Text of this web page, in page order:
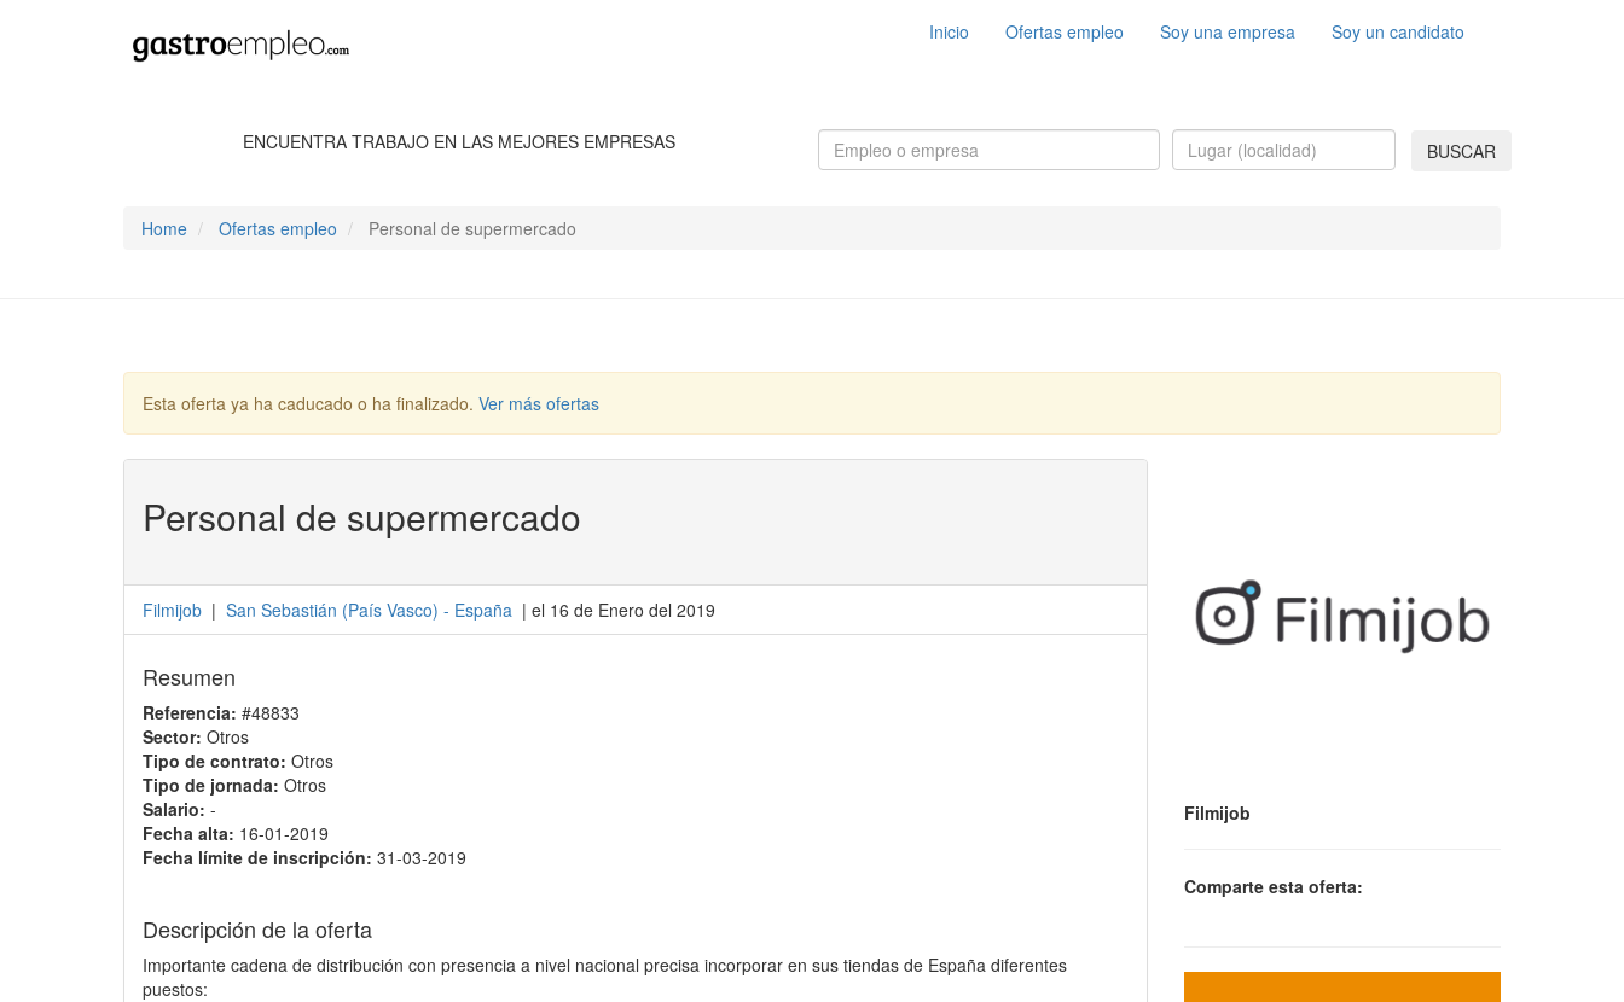
Inicio Ofertas empleo Soy una empresa Soy un candidato
ENCUENTRA TRABAJO EN LAS MEJORES EMPRESAS BUSCAR
Home Ofertas empleo Personal de supermercado
Esta oferta ya ha caducado o ha finalizado. Ver más ofertas
Personal de supermercado
Filmijob | San Sebastián (País Vasco) - España | el 16 de Enero del 2019
Resumen
Referencia: #48833
Sector: Otros
Tipo de contrato: Otros
Tipo de jornada: Otros
Salario: -
Fecha alta: 16-01-2019
Fecha límite de inscripción: 31-03-2019
Descripción de la oferta
Importante cadena de distribución con presencia a nivel nacional precisa incorporar en sus tiendas de España diferentes
puestos:
Filmijob
Comparte esta oferta: